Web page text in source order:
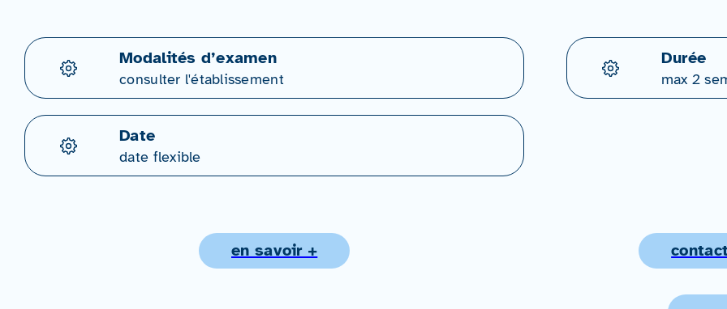
Modalités d’examen
consulter l'établissement
Durée
max 2
Date
date flexible
en savoir +